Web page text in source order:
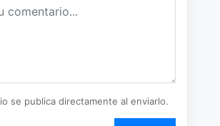
se publica directamente al enviarlo.